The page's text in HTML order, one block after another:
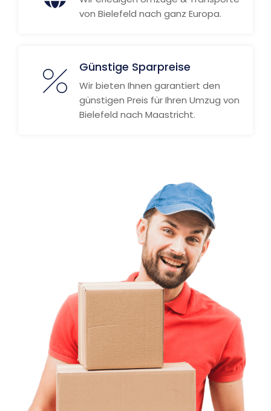
von Bielefeld nach ganz Europa.
Günstige Sparpreise
Wir bieten Ihnen garantiert den
günstigen Preis für Ihren Umzug von
Bielefeld nach Maastricht.